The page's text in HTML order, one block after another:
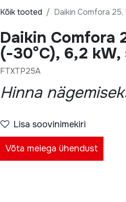
Kõik tooted Daikin Comfora 25,
Daikin Comfora
(-30°C), 6,2 kW,
FTXTP25A
Hinna
Lisa soovinimekiri
Võta meiega ühendust